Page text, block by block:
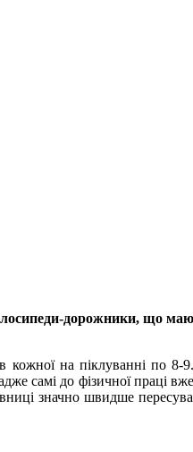
дорожники, що
кожної на піклуванні по 8-
самі до фізичної праці
значно швидше